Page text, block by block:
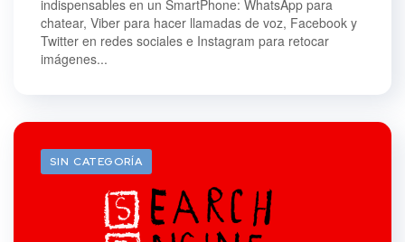
indispensables en un SmartPhone: WhatsApp para
chatear, Viber para hacer llamadas de voz, Facebook y
Twitter en redes sociales e Instagram para retocar
imágenes...
SIN CATEGORÍA